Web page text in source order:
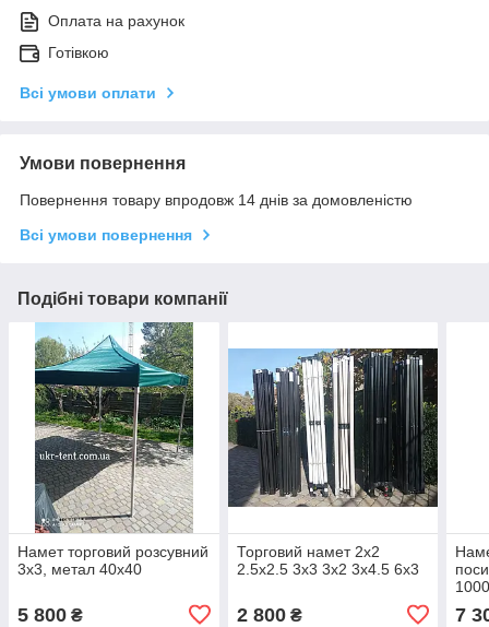
Оплата на рахунок
Готівкою
Всі умови оплати
Умови повернення
Повернення товару впродовж 14 днів за домовленістю
Всі умови повернення
Подібні товари компанії
Намет торговий розсувний
3х3, метал 40х40
5 800 ₴
Торговий намет 2х2
2.5х2.5 3х3 3х2 3х4.5 6х3
2 800₴ 7